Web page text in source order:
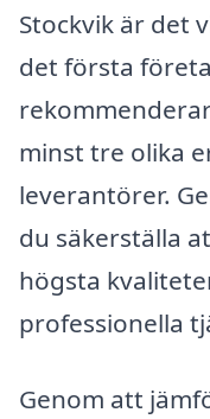
Stockvik är det
det första
minst tre olika
leverantörer.
du säkerställa
högsta
professionella
Genom att